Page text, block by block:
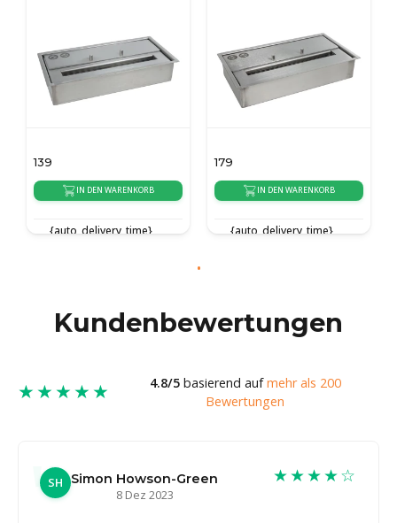
139
IN DEN WARENKORB
{auto_delivery_time}
179
IN DEN WARENKORB
{auto_delivery_time}
Kundenbewertungen
★★★★★ 4.8/5basierend aufmehr als 200
Bewertungen
SH Simon Howson-Green
8 Dez 2023
★★★★☆